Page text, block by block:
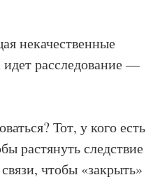
некачественные
расследование —
Тот, у кого есть
растянуть следствие
чтобы «закрыть»